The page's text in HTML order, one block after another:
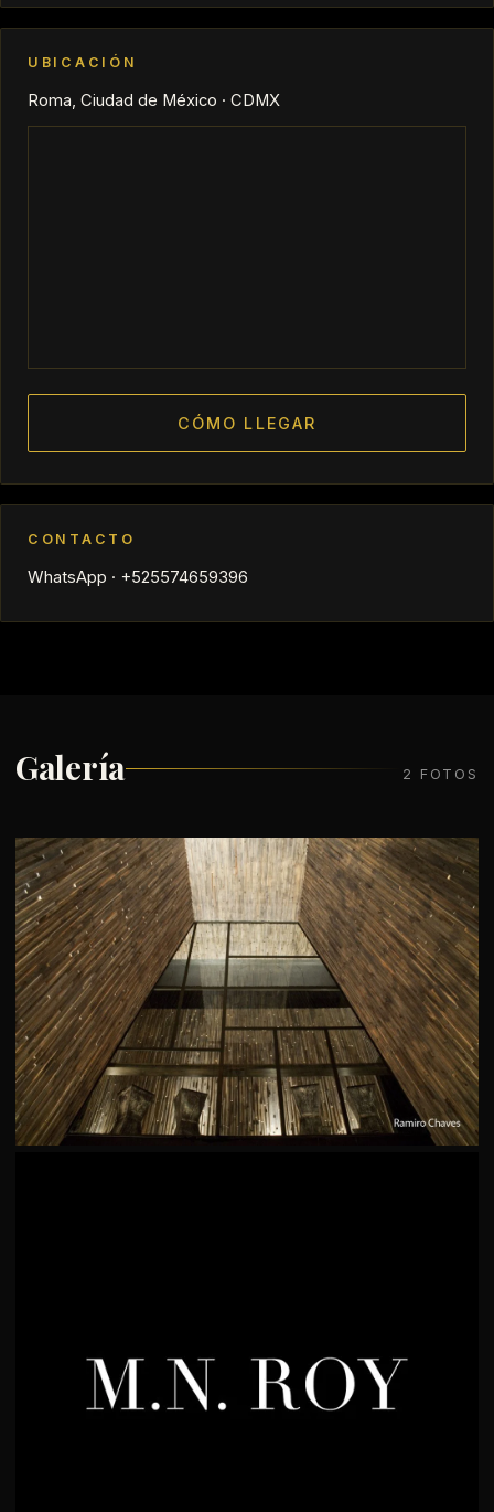
UBICACIÓN
Roma, Ciudad de México · CDMX
CÓMO LLEGAR
CONTACTO
WhatsApp · +525574659396
Galería 2 FOTOS